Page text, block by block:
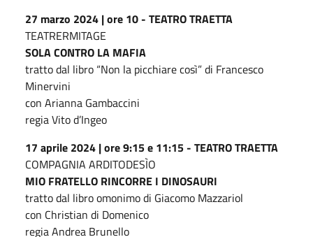
27 marzo 2024 | ore 10 - TEATROTRAETTA
TEATRERMITAGE
SOLA CONTRO LA MAFIA
tratto dal libro “Non la picchiare così” di Francesco
Minervini
con Arianna Gambaccini
regia Vito d’Ingeo
17 aprile 2024 | ore 9:15 e 11:15 - TEATRO TRAETTA
COMPAGNIA ARDITODESÌO
MIO FRATELLO RINCORRE I DINOSAURI
tratto dal libro omonimo di Giacomo Mazzariol
con Christian di Domenico
regia Andrea Brunello